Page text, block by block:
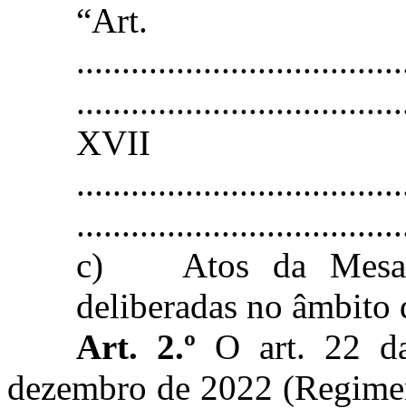
XVII
c)
Atos da
deliberadas no
Art. 2.º O art. 22
dezembro de 2022